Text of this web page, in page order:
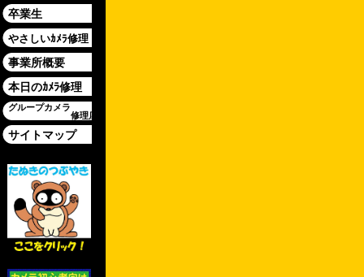
卒業生
やさしいｶﾒﾗ修理
事業所概要
本日のｶﾒﾗ修理
グループカメラ
修理店
サイトマップ